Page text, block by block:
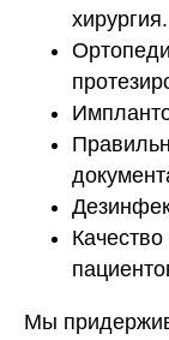
хирургия.
Мы